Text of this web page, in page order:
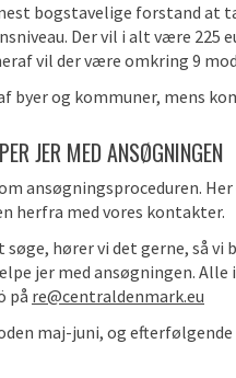
bogstavelige forstand
Der vil i alt være 225
vil der være omkring 9
byer og kommuner, mens
JER MED ANSØGNINGEN
ansøgningsproceduren.
herfra med vores kontakter.
hører vi det gerne, så
jer med ansøgningen.
på re@centraldenmark.eu
maj-juni, og